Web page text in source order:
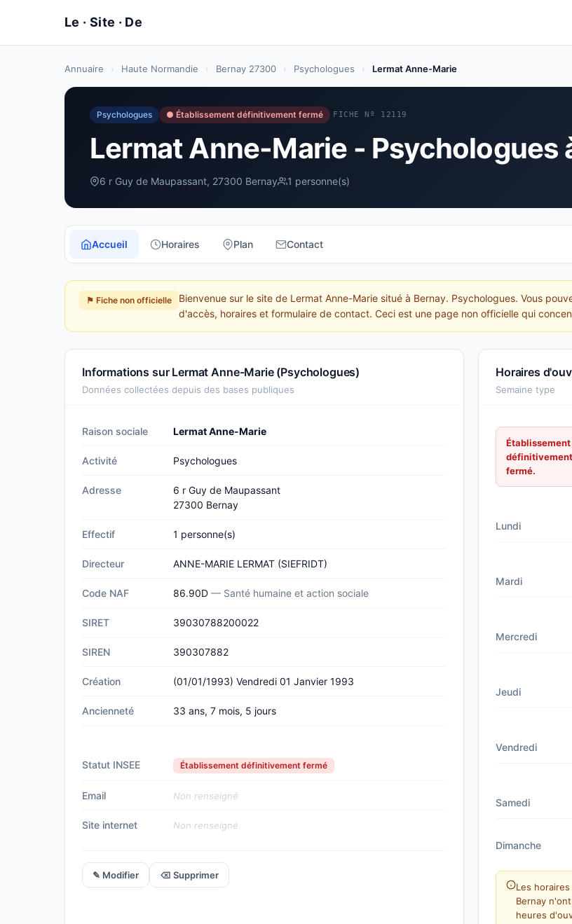
Annuaire › Haute Normandie › Bernay 27300 › Psychologues › Lermat Anne-Marie
Psychologues ● Établissement définitivement fermé FICHE Nº 12119
Lermat Anne-Marie - Psychologues
6 r Guy de Maupassant, 27300 Bernay 1 personne(s)
Accueil Horaires Plan Contact
⚑ Fiche non officielle
Bienvenue sur le site de Lermat Anne-Marie situé à Bernay. Psychologues. Vous
d'accès, horaires et formulaire de contact. Ceci est une page non officielle qui
Informations sur Lermat Anne-Marie (Psychologues)
Données collectées depuis des bases publiques
Raison sociale Lermat Anne-Marie
Activité Psychologues
Adresse
6 r Guy de Maupassant
27300 Bernay
Effectif 1 personne(s)
Directeur ANNE-MARIE LERMAT (SIEFRIDT)
Code NAF 86.90D — Santé humaine et action sociale
SIRET 39030788200022
SIREN 390307882
Création (01/01/1993) Vendredi 01 Janvier 1993
Ancienneté 33 ans, 7 mois, 5 jours
Statut INSEE Établissement définitivement fermé
Email Non renseigné
Site internet Non renseigné
✎ Modifier ⌫ Supprimer
Horaires
Semaine type
Établissement
définitivement
fermé.
Lundi
Mardi
Mercredi
Jeudi
Vendredi
Samedi
Dimanche
Les
Bernay
heures